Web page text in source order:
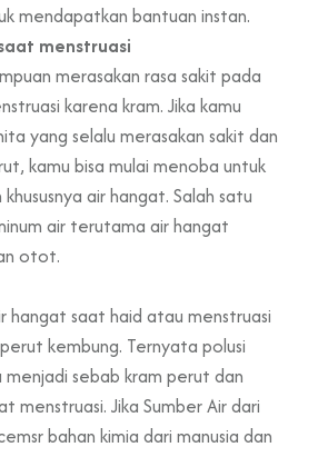
mendapatkan bantuan instan.
menstruasi
merasakan rasa sakit pada
karena kram. Jika kamu
yang selalu merasakan sakit dan
kamu bisa mulai menoba untuk
air hangat. Salah satu
air terutama air hangat
otot.
hangat saat haid atau menstruasi
kembung. Ternyata polusi
menjadi sebab kram perut dan
menstruasi. Jika Sumber Air dari
bahan kimia dari manusia dan